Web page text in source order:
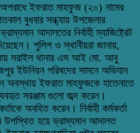
অপরাধে ইফরাত মাহফুজ (২০) নামের
বুধবার সন্ধ্যায় উপজেলার
আদালতের নির্বাহী ম্যাজিষ্ট্রেট
পুলিশ ও স্থানীয়রা জানায়,
সরাইল থানার এস আই মো. আবু
ইউনিয়ন পরিষদের সামনে অভিযান
অবস্থায় ইফরাত মাহফুজকে হাতেনাতে
সরঞ্জাম গুলো জব্দ করেন।
অবহিত করেন। নির্বাহী কর্মকর্তা
উপস্থিত হয়ে ভ্রাম্যমান আদালত